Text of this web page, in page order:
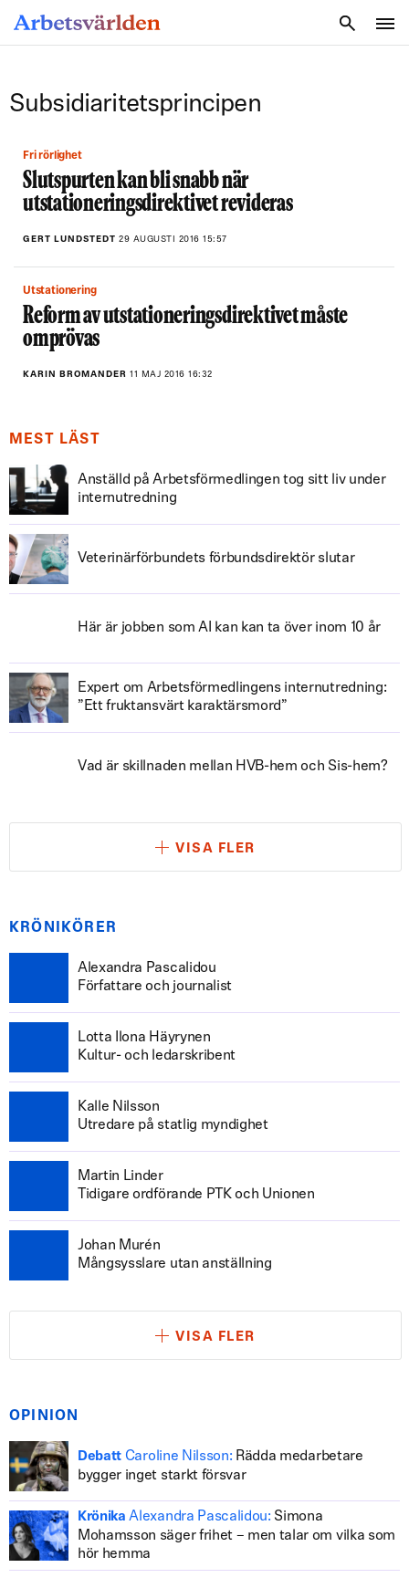
Subsidiaritetsprincipen
Fri rörlighet
Slutspurten kan bli snabb när
utstationeringsdirektivet revideras
GERT LUNDSTEDT 29 AUGUSTI 2016 15:57
Utstationering
Reform av utstationeringsdirektivet måste
omprövas
KARIN BROMANDER 11 MAJ 2016 16:32
MEST LÄST
Anställd på Arbetsförmedlingen tog sitt liv under
internutredning
Veterinärförbundets förbundsdirektör slutar
Här är jobben som AI kan kan ta över inom 10 år
Expert om Arbetsförmedlingens internutredning:
”Ett fruktansvärt karaktärsmord”
Vad är skillnaden mellan HVB-hem och Sis-hem?
VISA FLER
KRÖNIKÖRER
Alexandra Pascalidou
Författare och journalist
Lotta Ilona Häyrynen
Kultur- och ledarskribent
Kalle Nilsson
Utredare på statlig myndighet
Martin Linder
Tidigare ordförande PTK och Unionen
Johan Murén
Mångsysslare utan anställning
VISA FLER
OPINION
Debatt Caroline Nilsson: Rädda medarbetare
bygger inget starkt försvar
Krönika Alexandra Pascalidou: Simona
Mohamsson säger frihet – men talar om vilka som
hör hemma